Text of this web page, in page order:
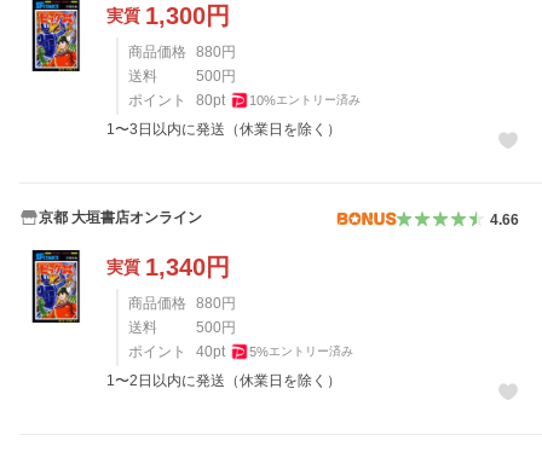
実質 1,300円
商品価格 880円
送料
500円
ポイント
80pt 10%エントリー済み
1〜3日以内に発送（休業日を除く）
京都 大垣書店オンライン 4.66
実質 1,340円
商品価格 880円
送料
500円
ポイント
40pt 5%エントリー済み
1〜2日以内に発送（休業日を除く）